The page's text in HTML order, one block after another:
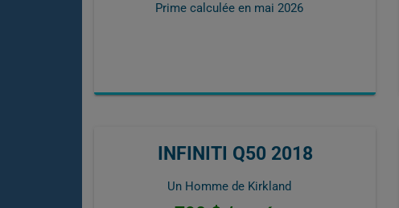
Prime calculée en mai 2026
INFINITI Q50 2018
Un Homme de Kirkland